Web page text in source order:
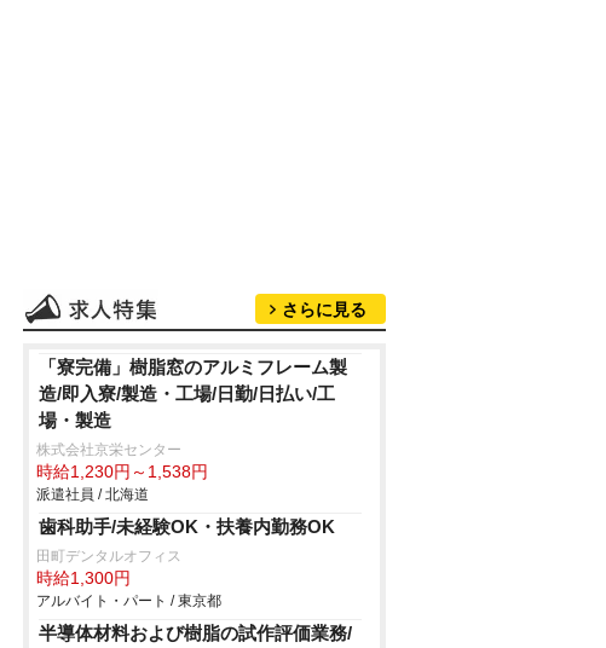
さらに見る
「寮完備」樹脂窓のアルミフレーム製
造/即入寮/製造・工場/日勤/日払い/工
場・製造
株式会社京栄センター
時給1,230円～1,538円
派遣社員 / 北海道
歯科助手/未経験OK・扶養内勤務OK
田町デンタルオフィス
時給1,300円
アルバイト・パート / 東京都
半導体材料および樹脂の試作評価業務/